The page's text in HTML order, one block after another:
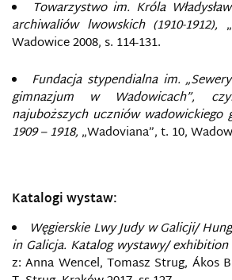
Towarzystwo im. Króla
archiwaliów lwowskich (1910-1912),
Wadowice 2008, s. 114-131.
Fundacja stypendialna im.
gimnazjum w Wadowicach”,
najuboższych uczniów
1909 – 1918,„Wadoviana”, t. 10,
Katalogi wystaw:
Węgierskie Lwy Judy w Galicji/
in Galicja. Katalog wystawy/
z: Anna Wencel, Tomasz Strug, Ákos